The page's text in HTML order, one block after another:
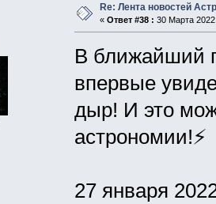
Re: Лента новостей
« Ответ #38 : 30 Марта
В ближайший
впервые
дыр! И это
астрономии!⚡️
27 января